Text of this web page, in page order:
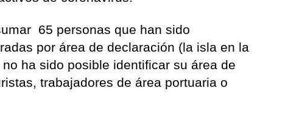
65 personas que han sido
por área de declaración (la isla en la
ha sido posible identificar su área de
trabajadores de área portuaria o